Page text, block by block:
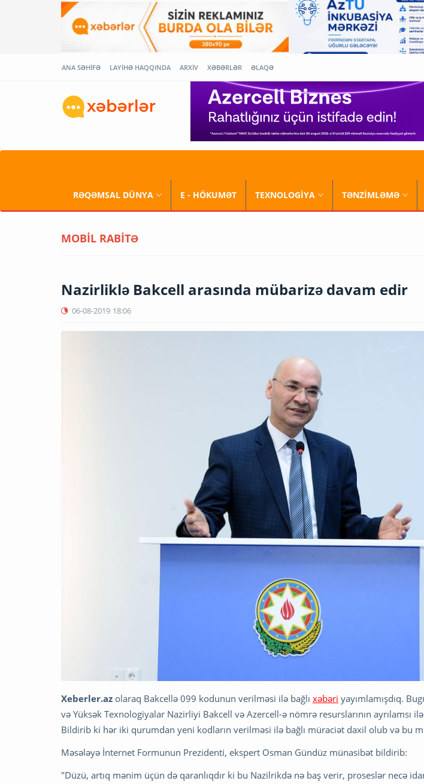
ANA SƏHİFƏ LAYİHƏ HAQQINDA ARXİV XƏBƏRLƏR ƏLAQƏ
RƏQƏMSAL DÜNYA E - HÖKUMƏT TEXNOLOGİYA TƏNZİMLƏMƏ
MOBİL RABİTƏ
Nazirliklə Bakcell arasında mübarizə davam edir
06-08-2019 18:06
Xeberler.az olaraq Bakcellə 099 kodunun verilməsi ilə bağlı xəbəri yayımlamışdıq.
və Yüksək Texnologiyalar Nazirliyi Bakcell və Azercell-ə nömrə resurslarının ayrılamsı
Bildirib ki hər iki qurumdan yeni kodların verilməsi ilə bağlı müraciət daxil olub və bu
Məsələyə İnternet Formunun Prezidenti, ekspert Osman Gündüz münasibət bildirib:
"Düzü, artıq mənim üçün də qaranlıqdır ki bu Nazilrikdə nə baş verir, proseslər necə